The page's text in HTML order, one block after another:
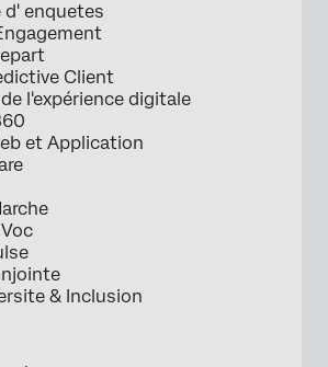
enquetes
Client
l'expérience digitale
et Application
& Inclusion